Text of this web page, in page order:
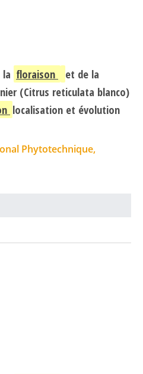
floraison
et de la
(Citrus reticulata blanco)
localisation et évolution
Phytotechnique,